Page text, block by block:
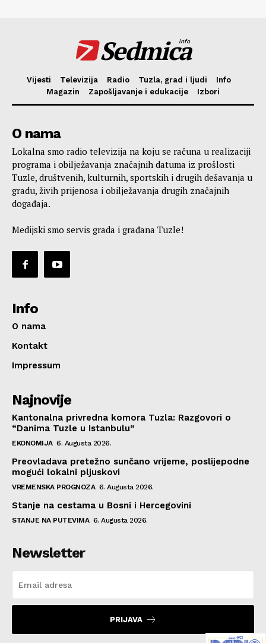
Sedmica
info
Vijesti Televizija Radio Tuzla, grad i ljudi
Info
Magazin
Zapošljavanje i edukacije Izbori
O nama
Lokalna smo radio televizija na koju se računa u realizaciji
programa i obilježavanja značajnih datuma iz prošlosti
Tuzle, društvenih, kulturnih, sportskih i drugih dešavanja u
gradu, živih prijenosa i obilježavanja drugih značajnih
događaja.
Medijski smo servis grada i građana Tuzle!
Info
O nama
Kontakt
Impressum
Najnovije
Kantonalna privredna komora Tuzla: Razgovori o
“Danima Tuzle u Istanbulu”
EKONOMIJA 6. Augusta 2026.
Preovladava pretežno sunčano vrijeme, poslijepodne
mogući lokalni pljuskovi
VREMENSKA PROGNOZA 6. Augusta 2026.
Stanje na cestama u Bosni i Hercegovini
STANJE NA PUTEVIMA 6. Augusta 2026.
Newsletter
PRIJAVA